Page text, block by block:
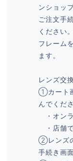
ンショッ
ご注文手
ください。
フレーム
ます。
レンズ交
①カート
んでくだ
・オンラ
・店舗
②レンズ
手続き画